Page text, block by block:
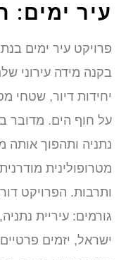
עיר ימים:
פרויקט עיר ימים
בקנה מידה עירוני
יחידות דיור, שטחי
על חוף הים. מדובר
נתניה ותהפוך אותה
מטרופולינית מודרנית
ותרבות. הפרויקט
גורמים: עיריית
ישראל, יזמים פרטיים